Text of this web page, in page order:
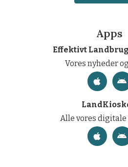
Apps
Effektivt
Vores nyheder
Alle vores digitale